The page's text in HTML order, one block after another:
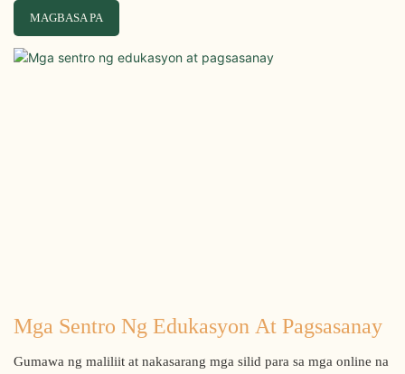
MAGBASA PA
Mga Sentro Ng Edukasyon At Pagsasanay
Gumawa ng maliliit at nakasarang mga silid para sa mga online na